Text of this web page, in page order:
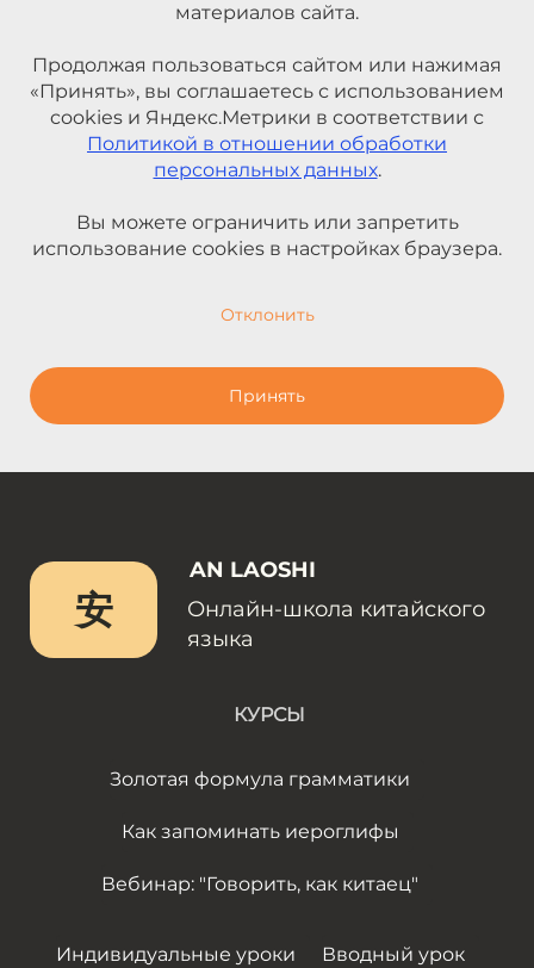
материалов сайта.
Продолжая пользоваться сайтом или нажимая
«Принять», вы соглашаетесь с использованием
cookies и Яндекс.Метрики в соответствии с
Политикой в отношении обработки
персональных данных.
Вы можете ограничить или запретить
использование cookies в настройках браузера.
Отклонить
Принять
安
AN LAOSHI
Онлайн-школа китайского
языка
КУРСЫ
Золотая формула грамматики
Как запоминать иероглифы
Вебинар: "Говорить, как китаец"
Индивидуальные уроки Вводный урок